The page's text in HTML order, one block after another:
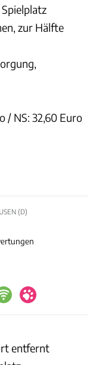
zur Hälfte
/ NS: 32,60 Euro
(D)
entfernt